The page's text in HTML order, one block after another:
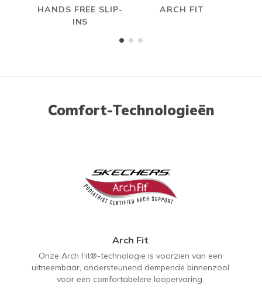
HANDS FREE SLIP-
INS
ARCH FIT
Comfort-Technologieën
Arch Fit
Onze Arch Fit®-technologie is voorzien van een
uitneembaar, ondersteunend dempende binnenzool
voor een comfortabelere loopervaring.